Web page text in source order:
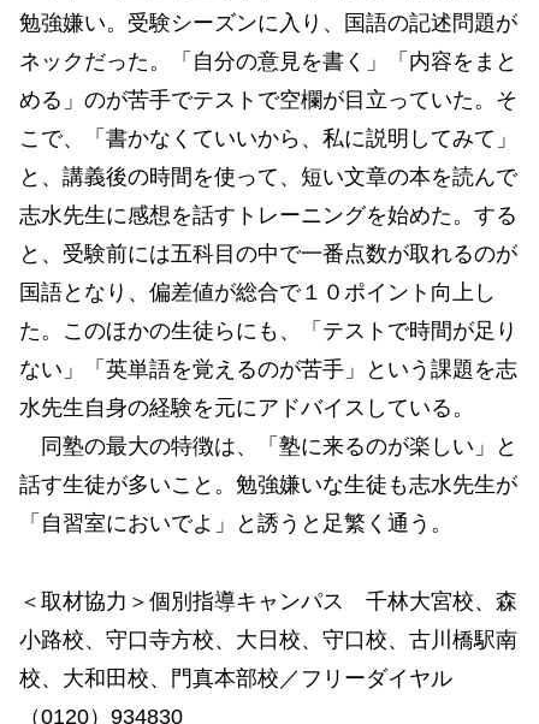
勉強嫌い。受験シーズンに入り、国語の記述問題が
ネックだった。「自分の意見を書く」「内容をまと
める」のが苦手でテストで空欄が目立っていた。そ
こで、「書かなくていいから、私に説明してみて」
と、講義後の時間を使って、短い文章の本を読んで
志水先生に感想を話すトレーニングを始めた。する
と、受験前には五科目の中で一番点数が取れるのが
国語となり、偏差値が総合で１０ポイント向上し
た。このほかの生徒らにも、「テストで時間が足り
ない」「英単語を覚えるのが苦手」という課題を志
水先生自身の経験を元にアドバイスしている。
同塾の最大の特徴は、「塾に来るのが楽しい」と
話す生徒が多いこと。勉強嫌いな生徒も志水先生が
「自習室においでよ」と誘うと足繁く通う。
＜取材協力＞個別指導キャンパス 千林大宮校、森
小路校、守口寺方校、大日校、守口校、古川橋駅南
校、大和田校、門真本部校／フリーダイヤル
（0120）934830